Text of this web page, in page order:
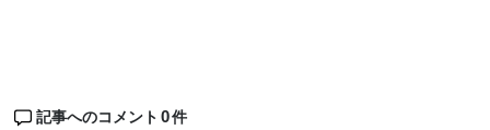
記事へのコメント 0件